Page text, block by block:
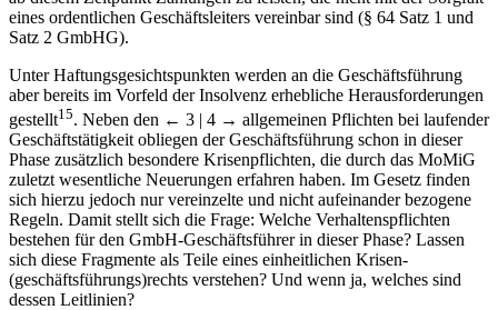
eines ordentlichen Geschäftsleiters vereinbar sind (§ 64 Satz 1 und
Satz 2 GmbHG).
Unter Haftungsgesichtspunkten werden an die Geschäftsführung
aber bereits im Vorfeld der Insolvenz erhebliche Herausforderungen
gestellt15. Neben den ← 3 | 4 → allgemeinen Pflichten bei laufender
Geschäftstätigkeit obliegen der Geschäftsführung schon in dieser
Phase zusätzlich besondere Krisenpflichten, die durch das MoMiG
zuletzt wesentliche Neuerungen erfahren haben. Im Gesetz finden
sich hierzu jedoch nur vereinzelte und nicht aufeinander bezogene
Regeln. Damit stellt sich die Frage: Welche Verhaltenspflichten
bestehen für den GmbH-Geschäftsführer in dieser Phase? Lassen
sich diese Fragmente als Teile eines einheitlichen Krisen-
(geschäftsführungs)rechts verstehen? Und wenn ja, welches sind
dessen Leitlinien?